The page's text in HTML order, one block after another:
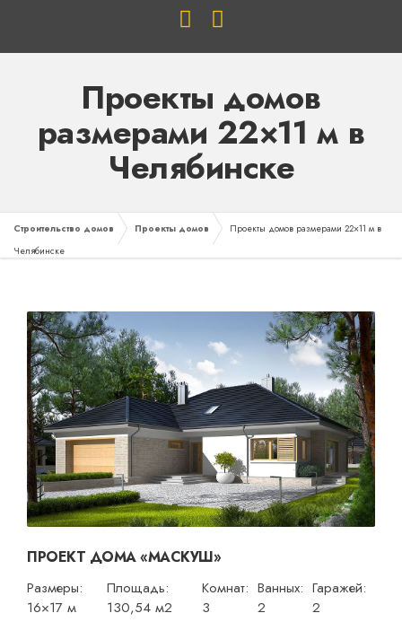
Проекты домов
размерами 22×11 м в
Челябинске
Строительство домов Проекты домов
Проекты домов размерами 22×11 м в
Челябинске
ПРОЕКТ ДОМА «МАСКУШ»
Размеры:
16×17 м
Площадь:
130,54 м2
Комнат:
3
Ванных:
2
Гаражей:
2